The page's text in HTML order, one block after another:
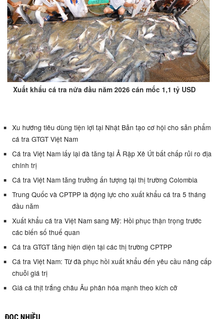
Xuất khẩu cá tra nửa đầu năm 2026 cán mốc 1,1 tỷ USD
Xu hướng tiêu dùng tiện lợi tại Nhật Bản tạo cơ hội cho sản phẩm
cá tra GTGT Việt Nam
Cá tra Việt Nam lấy lại đà tăng tại Ả Rập Xê Út bất chấp rủi ro địa
chính trị
Cá tra Việt Nam tăng trưởng ấn tượng tại thị trường Colombia
Trung Quốc và CPTPP là động lực cho xuất khẩu cá tra 5 tháng
đầu năm
Xuất khẩu cá tra Việt Nam sang Mỹ: Hồi phục thận trọng trước
các biến số thuế quan
Cá tra GTGT tăng hiện diện tại các thị trường CPTPP
Cá tra Việt Nam: Từ đà phục hồi xuất khẩu đến yêu cầu nâng cấp
chuỗi giá trị
Giá cá thịt trắng châu Âu phân hóa mạnh theo kích cỡ